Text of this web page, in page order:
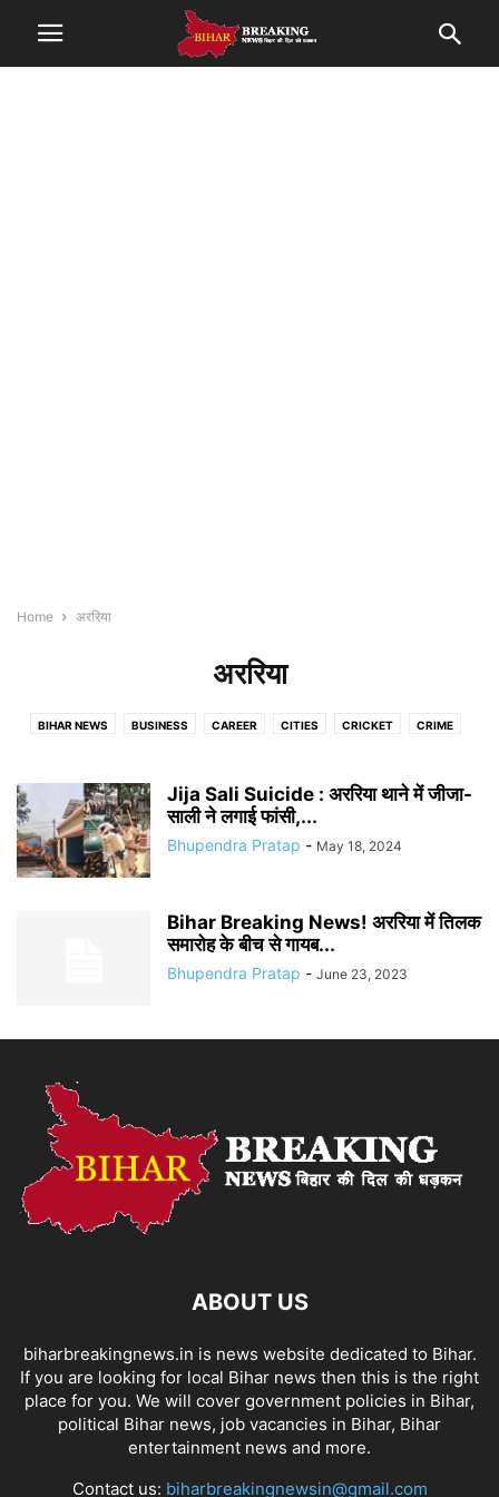
Home अररिया
अररिया
BIHAR NEWS BUSINESS CAREER CITIES CRICKET CRIME
अररिया अरवल औरंगाबाद खगरिया गया छपरा
जहानाबाद दरभंगा नवादा पढाई लिखाई
बेगूसराय बेतिया भबुआ भागलपुर मधुबनी मुजफ्फरपुर मोतिहारी
विदेश शिवहर शिवान
Jija Sali Suicide : अररिया थाने में जीजा-
साली ने लगाई फांसी,...
Bhupendra Pratap - May 18, 2024
Bihar Breaking News! अररिया में तिलक
समारोह के बीच से गायब...
Bhupendra Pratap - June 23, 2023
ABOUT US
biharbreakingnews.in is news website dedicated to Bihar.
If you are looking for local Bihar news then this is the right
place for you. We will cover government policies in Bihar,
political Bihar news, job vacancies in Bihar, Bihar
entertainment news and more.
Contact us: biharbreakingnewsin@gmail.com